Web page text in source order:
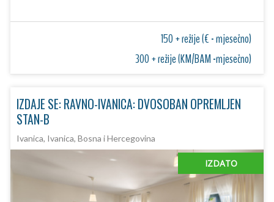
150 + režije (€ - mjesečno)
300 + režije (KM/BAM -mjesečno)
IZDAJE SE: RAVNO-IVANICA: DVOSOBAN OPREMLJEN
STAN-B
Ivanica, Ivanica, Bosna i Hercegovina
IZDATO